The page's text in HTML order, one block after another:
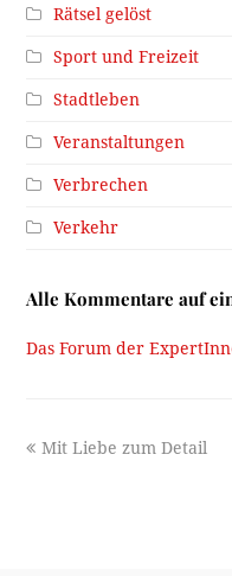
Rätsel gelöst
Sport und Freizeit
Stadtleben
Veranstaltungen
Verbrechen
Verkehr
Alle Kommentare auf
Das Forum der
previous
Mit Liebe zum Detail